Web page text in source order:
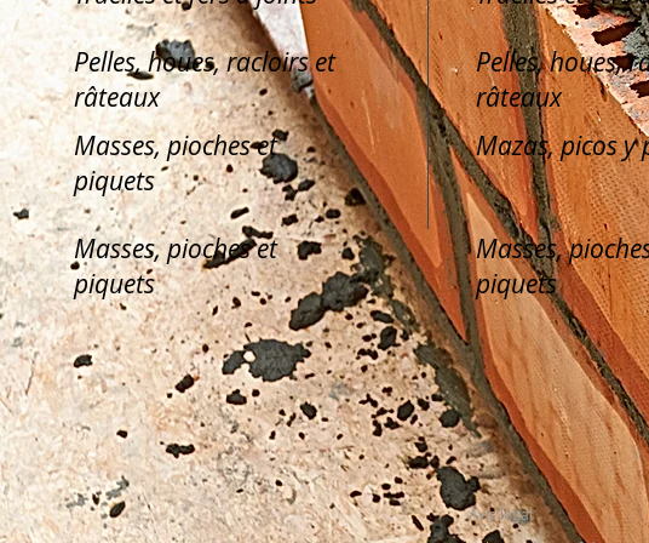
Pelles, houes, racloirs et
râteaux
Pelles, houes,
râteaux
Masses, pioches et
piquets
Mazas, picos y
Masses, pioches et
piquets
Masses,
piquets
Avis légal